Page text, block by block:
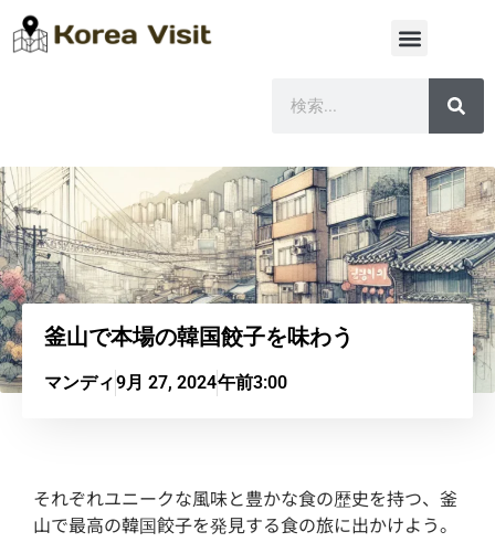
釜山で本場の韓国餃子を味わう
マンディ9月 27, 2024午前3:00
それぞれユニークな風味と豊かな食の歴史を持つ、釜
山で最高の韓国餃子を発見する食の旅に出かけよう。